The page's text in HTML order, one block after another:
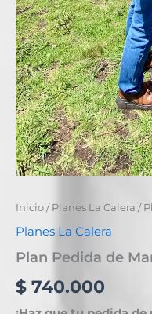
Inicio/Planes La Calera /
Planes La Calera
Plan Pedida de
$ 740.000